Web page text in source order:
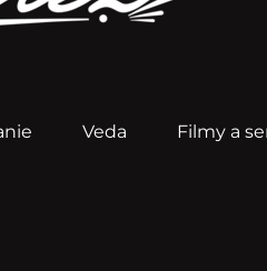
Veda Filmy a